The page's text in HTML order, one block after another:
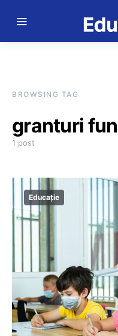
BROWSING TAG
granturi
1 post
Educație